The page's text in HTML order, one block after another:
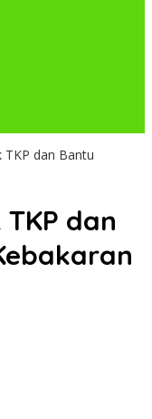
TKP dan Bantu
dan